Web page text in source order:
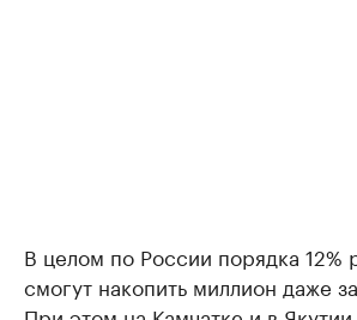
В целом по России порядка 12%
смогут накопить миллион даже